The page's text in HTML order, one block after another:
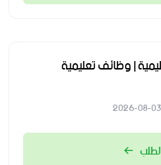
| وظائف تعليمية